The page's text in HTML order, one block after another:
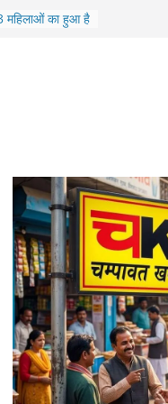
महिलाओं का हुआ है
अपराध का
रितिका बगौली
घोषित,
उपाध्यक्ष पद